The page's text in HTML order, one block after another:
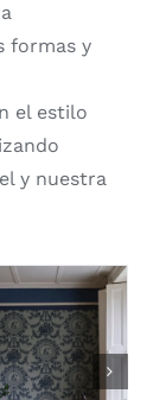
formas y
el estilo
y nuestra